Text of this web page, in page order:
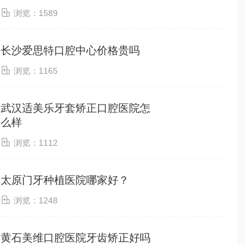
 浏览：1589
长沙爱思特口腔中心价格贵吗
 浏览：1165
武汉适美乐牙套矫正口腔医院怎
么样
 浏览：1112
太原门牙种植医院哪家好？
 浏览：1248
黄石美维口腔医院牙齿矫正好吗